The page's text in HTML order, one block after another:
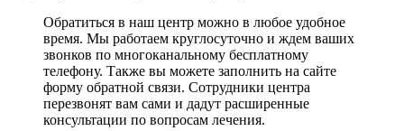
Обратиться в наш центр можно в любое удобное
время. Мы работаем круглосуточно и ждем ваших
звонков по многоканальному бесплатному
телефону. Также вы можете заполнить на сайте
форму обратной связи. Сотрудники центра
перезвонят вам сами и дадут расширенные
консультации по вопросам лечения.